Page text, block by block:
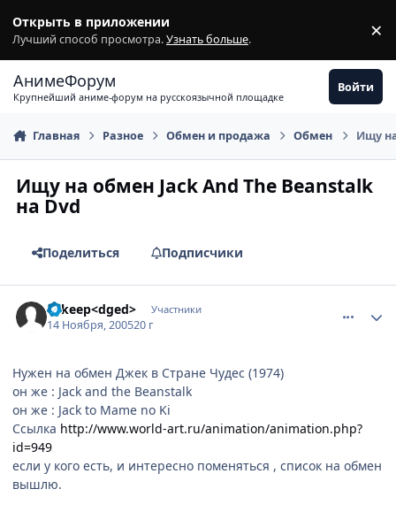
Открыть в приложении
Лучший способ просмотра.Узнать больше. ×
АнимеФорум
Крупнейший аниме-форум на русскоязычной площадке
Войти
Главная Разное Обмен и продажа Обмен Ищу
Ищу на обмен Jack And The Beanstalk
на Dvd
Поделиться Подписчики
ai keep<dged> Участники
14 Ноября, 200520 г
Нужен на обмен Джек в Стране Чудес (1974)
он же : Jack and the Beanstalk
он же : Jack to Mame no Ki
Ссылка http://www.world-art.ru/animation/animation.php?
id=949
если у кого есть, и интересно поменяться , список на обмен
вышлю.